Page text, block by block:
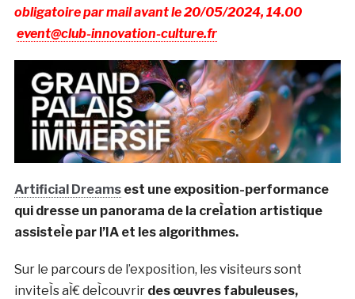
obligatoire par mail avant le 20/05/2024, 14.00
event@club-innovation-culture.fr
Artificial Dreamsest une exposition-performance
qui dresse un panorama de la creÌation artistique
assisteÌe par l’IA et les algorithmes.
Sur le parcours de l’exposition, les visiteurs sont
inviteÌs aÌ€ deÌcouvrir des œuvres fabuleuses,